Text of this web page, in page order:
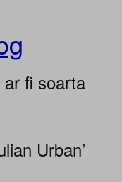
ar fi soarta
Urban’